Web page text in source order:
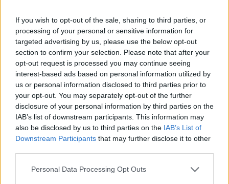
If you wish to opt-out of the sale, sharing to third parties, or
processing of your personal or sensitive information for
targeted advertising by us, please use the below opt-out
section to confirm your selection. Please note that after your
opt-out request is processed you may continue seeing
interest-based ads based on personal information utilized by
us or personal information disclosed to third parties prior to
your opt-out. You may separately opt-out of the further
disclosure of your personal information by third parties on the
IAB’s list of downstream participants. This information may
also be disclosed by us to third parties on the IAB’s List of
Downstream Participants that may further disclose it to other
Personal Data Processing Opt Outs
Transzszibériai Expressz jegyár 2026-ban: itt a
menetrend, erre halad a Transsiberia Express
útvonala
Mennyibe kerül a Transzszibériai Expressz jegy 2026-
ban? Mutatjuk a tudnivalókat a Moszkva–Vlagyivosztok
útvonalról, árakról és vásárlási lehetőségekről.